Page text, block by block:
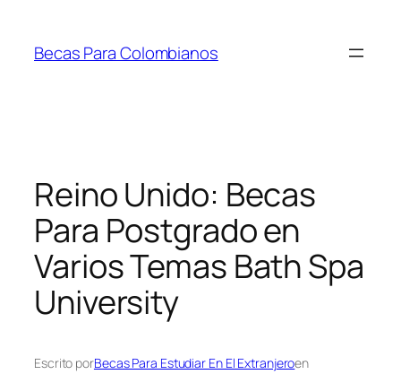
contenido
Becas Para Colombianos
Reino Unido: Becas
Para Postgrado en
Varios Temas Bath Spa
University
Escrito porBecas Para Estudiar En El Extranjeroen